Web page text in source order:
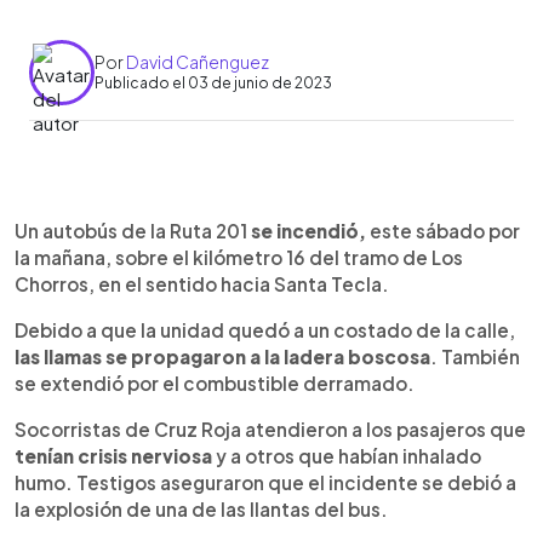
PorDavid Cañenguez
Publicado el 03 de junio de 2023
► Escuchar artículo
Un autobús de la Ruta 201 se incendió, este sábado por
la mañana, sobre el kilómetro 16 del tramo de Los
Chorros, en el sentido hacia Santa Tecla.
Debido a que la unidad quedó a un costado de la calle,
las llamas se propagaron a la ladera boscosa . También
se extendió por el combustible derramado.
Socorristas de Cruz Roja atendieron a los pasajeros que
tenían crisis nerviosay a otros que habían inhalado
humo. Testigos aseguraron que el incidente se debió a
la explosión de una de las llantas del bus.